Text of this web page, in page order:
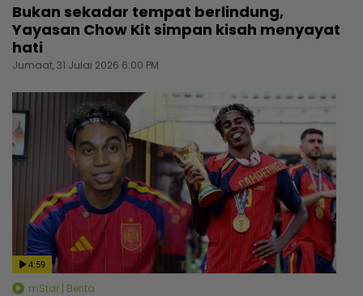
Bukan sekadar tempat berlindung,
Yayasan Chow Kit simpan kisah menyayat
hati
Jumaat, 31 Julai 2026 6:00 PM
4:59
mStar | Berita